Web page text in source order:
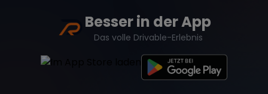
Besser in der App
Das volle Drivable-Erlebnis